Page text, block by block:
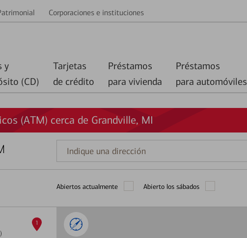
Corporaciones e instituciones
y
(CD)
Tarjetas
de crédito
Préstamos
para vivienda
Préstamos
para automóviles
(ATM) cerca de Grandville, MI
Indique
una
Abiertos actualmente Abierto los sábados
1